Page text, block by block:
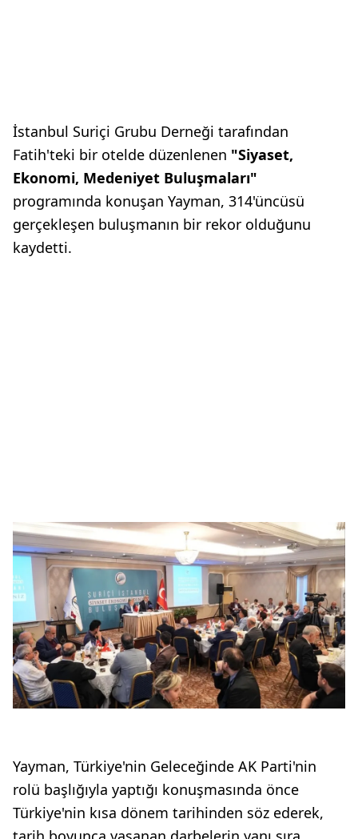
İstanbul Suriçi Grubu Derneği tarafından
Fatih'teki bir otelde düzenlenen "Siyaset,
Ekonomi, Medeniyet Buluşmaları"
programında konuşan Yayman, 314'üncüsü
gerçekleşen buluşmanın bir rekor olduğunu
kaydetti.
Yayman, Türkiye'nin Geleceğinde AK Parti'nin
rolü başlığıyla yaptığı konuşmasında önce
Türkiye'nin kısa dönem tarihinden söz ederek,